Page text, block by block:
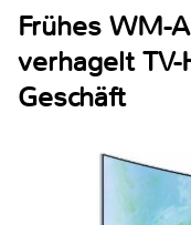
Frühes WM-
verhagelt
Geschäft